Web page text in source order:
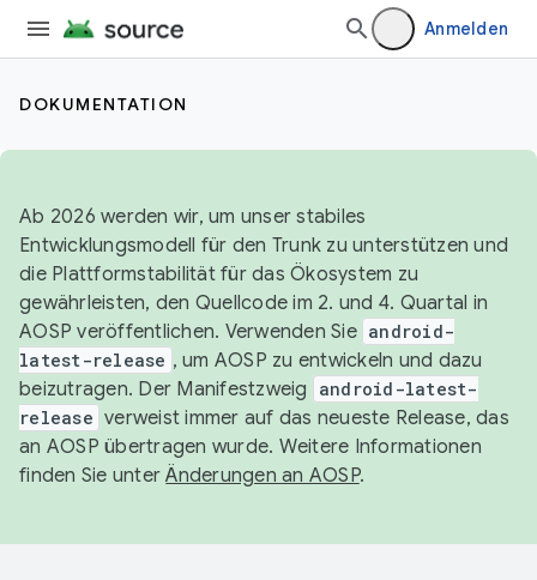
Anmelden
DOKUMENTATION
Ab 2026 werden wir, um unser stabiles
Entwicklungsmodell für den Trunk zu unterstützen und
die Plattformstabilität für das Ökosystem zu
gewährleisten, den Quellcode im 2. und 4. Quartal in
AOSP veröffentlichen. Verwenden Sie android-
latest-release , um AOSP zu entwickeln und dazu
beizutragen. Der Manifestzweig
android-latest-
release verweist immer auf das neueste Release, das
an AOSP übertragen wurde. Weitere Informationen
finden Sie unterÄnderungen an AOSP.